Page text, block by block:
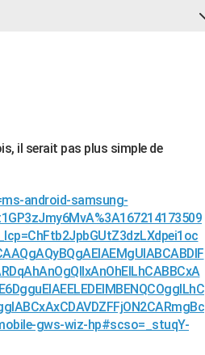
il serait pas plus simple de
android-samsung-
gws-wiz-hp#scso=_stuqY-